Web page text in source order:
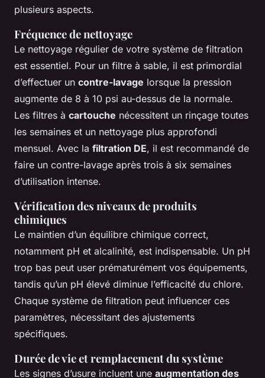
plusieurs aspects.
Fréquence de nettoyage
Le nettoyage régulier de votre système de filtration
est essentiel. Pour un filtre à sable, il est primordial
d’effectuer un contre-lavage lorsque la pression
augmente de 8 à 10 psi au-dessus de la normale.
Les filtres à cartouche nécessitent un rinçage toutes
les semaines et un nettoyage plus approfondi
mensuel. Avec la filtration DE, il est recommandé de
faire un contre-lavage après trois à six semaines
d’utilisation intense.
Vérification des niveaux de produits
chimiques
Le maintien d’un équilibre chimique correct,
notamment pH et alcalinité, est indispensable. Un pH
trop bas peut user prématurément vos équipements,
tandis qu’un pH élevé diminue l’efficacité du chlore.
Chaque système de filtration peut influencer ces
paramètres, nécessitant des ajustements
spécifiques.
Durée de vie et remplacement du système
Les signes d’usure incluent une augmentation des